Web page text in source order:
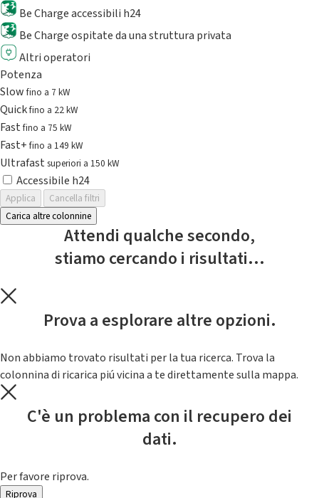
Be Charge accessibili h24
Be Charge ospitate da una struttura privata
Altri operatori
Potenza
Slowfino a 7 kW
Quickfino a 22 kW
Fastfino a 75 kW
Fast+fino a 149 kW
Ultrafast superiori a 150 kW
Accessibile h24
Applica
Cancella filtri
Carica altre colonnine
Attendi qualche secondo,
stiamo cercando i risultati...
Prova a esplorare altre opzioni.
Non abbiamo trovato risultati per la tua ricerca. Trova la
colonnina di ricarica piú vicina a te direttamente sulla mappa.
C'è un problema con il recupero dei
dati.
Per favore riprova.
Riprova